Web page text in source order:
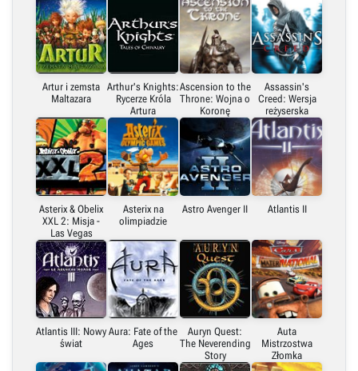
Artur i zemsta
Maltazara
Arthur's Knights:
Rycerze Króla
Artura
Ascension to the
Throne: Wojna o
Koronę
Assassin's
Creed: Wersja
reżyserska
Asterix & Obelix
XXL 2: Misja -
Las Vegas
Asterix na
olimpiadzie
Astro Avenger II Atlantis II
Atlantis III: Nowy
świat
Aura: Fate of the
Ages
Auryn Quest:
The Neverending
Story
Auta
Mistrzostwa
Złomka